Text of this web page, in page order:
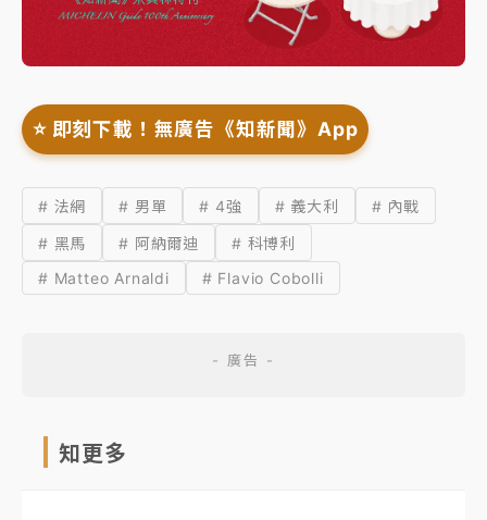
⭐️ 即刻下載！無廣告《知新聞》App
# 法網 # 男單 # 4強 # 義大利
# 內戰
# 黑馬
# 阿納爾迪
# 科博利
# Matteo Arnaldi
# Flavio Cobolli
知更多